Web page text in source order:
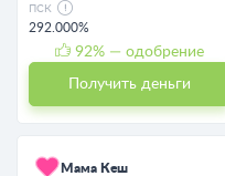
ПСК
292.000%
92% — одобрение
Получить деньги
Мама Кеш